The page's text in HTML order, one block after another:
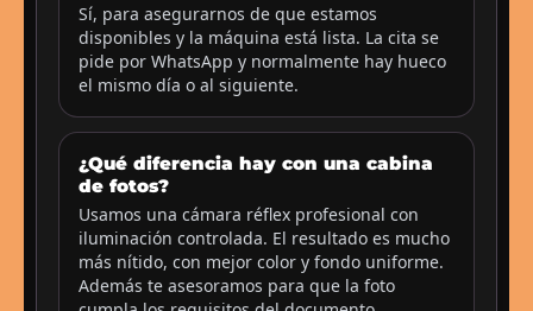
Sí, para asegurarnos de que estamos
disponibles y la máquina está lista. La cita se
pide por WhatsApp y normalmente hay hueco
el mismo día o al siguiente.
¿Qué diferencia hay con una cabina
de fotos?
Usamos una cámara réflex profesional con
iluminación controlada. El resultado es mucho
más nítido, con mejor color y fondo uniforme.
Además te asesoramos para que la foto